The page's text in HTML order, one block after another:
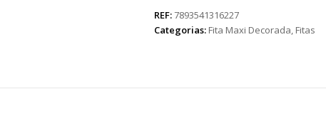
32mmx100m
Ouro/Ouro
REF:7893541316227
Categorias: Fita Maxi Decorada, Fitas